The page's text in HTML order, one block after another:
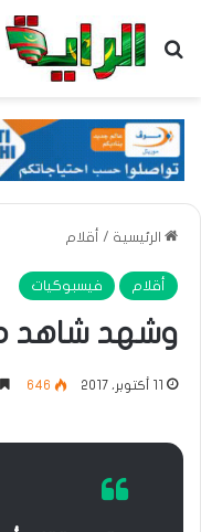
بحث عن
الرئيسية / أقلام
أقلام فيسبوكيات
وشهد شاهد
11 أكتوبر، 2017 646